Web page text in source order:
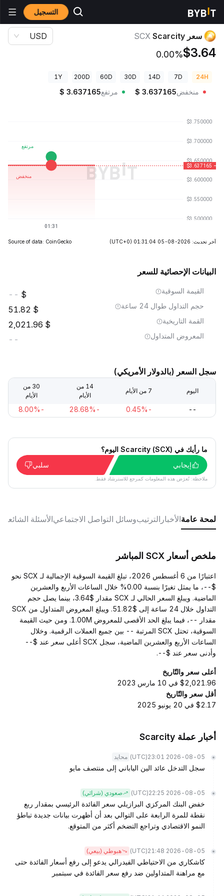
التسجيل أسعار العملات الرقمية
سعر Scarcity SCX
$3.64
0.00%
USD
24H
7D
14D
30D
60D
200D
1Y
منخفض $ 3.637165 مرتفع $ 3.637165
آخر تحديث: 2026-08-05 01:31:04 (UTC+0)
Source of data: CoinGecko
البيانات الإحصائية للسعر
القيمة السوقية --
حجم التداول طوال 24 ساعة 51.82
القمة التاريخية 2,021.96
المعروض المتداول --
سجل السعر (بالدولار الأمريكي)
اليوم 7 من الأيام
14 من
الأيام
30 من
الأيام
--
-0.45%
-28.68%
-8.00%
ما رأيك في Scarcity (SCX) اليوم؟
إيجابي
سلبي
ملاحظة: تُعرَض هذه المعلومات كمرجع للاسترشاد فقط.
لمحة عامةالأخبار الترتيبوسائل التواصل الاجتماعيالأسئلة الشائعة
ملخص أسعار SCX المباشر
اعتبارًا من 6 أغسطس 2026، تبلغ القيمة السوقية الإجمالية لـ SCX نحو
$--، ما يمثل تغيرًا بنسبة 0.00% خلال الساعات الأربع والعشرين
الماضية. ويبلغ السعر الحالي لـ SCX مقدار $3.64، بينما يصل حجم
التداول خلال 24 ساعة إلى $51.82. ويبلغ المعروض المتداول من SCX
مقدار --، فيما يبلغ الحد الأقصى للمعروض 1.00M. ومن حيث القيمة
السوقية، تحتل SCX المرتبة -- بين جميع العملات الرقمية. وخلال
الساعات الأربع والعشرين الماضية، سجل SCX أعلى سعر عند $--
وأدنى سعر عند $--.
أعلى سعر والتّاريخ
$2,021.96 في 10 مارس 2023
أقل سعر والتّاريخ
$2.17 في 20 يونيو 2025
أخبار عملة Scarcity
2026-08-05 23:01
(UTC) محايد
سجل التدخل عائد الين الياباني إلى منتصف مايو
2026-08-05 22:25
(UTC) صعودي (شرائي)
خفض البنك المركزي البرازيلي سعر الفائدة الرئيسي بمقدار ربع
نقطة للمرة الرابعة على التوالي بعد أن أظهرت بيانات جديدة تباطؤ
النمو الاقتصادي وتراجع التضخم أكثر من المتوقع.
2026-08-05 21:48
(UTC) هبوطي (بيعي)
كاشكاري من الاحتياطي الفيدرالي يدعو إلى رفع أسعار الفائدة حتى
مع مراهنة المتداولين ضد رفع سعر الفائدة في سبتمبر